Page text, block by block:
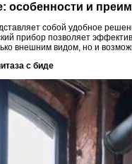
особенности и
собой удобное
прибор позволяет
внешним видом, но и
с биде